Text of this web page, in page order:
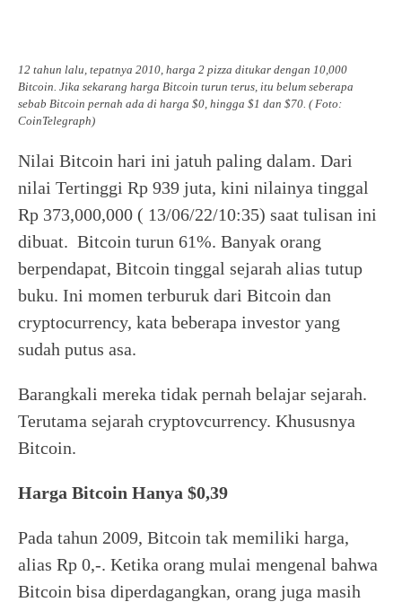
12 tahun lalu, tepatnya 2010, harga 2 pizza ditukar dengan 10,000
Bitcoin. Jika sekarang harga Bitcoin turun terus, itu belum seberapa
sebab Bitcoin pernah ada di harga $0, hingga $1 dan $70. ( Foto:
CoinTelegraph)
Nilai Bitcoin hari ini jatuh paling dalam. Dari
nilai Tertinggi Rp 939 juta, kini nilainya tinggal
Rp 373,000,000 ( 13/06/22/10:35) saat tulisan ini
dibuat. Bitcoin turun 61%. Banyak orang
berpendapat, Bitcoin tinggal sejarah alias tutup
buku. Ini momen terburuk dari Bitcoin dan
cryptocurrency, kata beberapa investor yang
sudah putus asa.
Barangkali mereka tidak pernah belajar sejarah.
Terutama sejarah cryptovcurrency. Khususnya
Bitcoin.
Harga Bitcoin Hanya $0,39
Pada tahun 2009, Bitcoin tak memiliki harga,
alias Rp 0,-. Ketika orang mulai mengenal bahwa
Bitcoin bisa diperdagangkan, orang juga masih